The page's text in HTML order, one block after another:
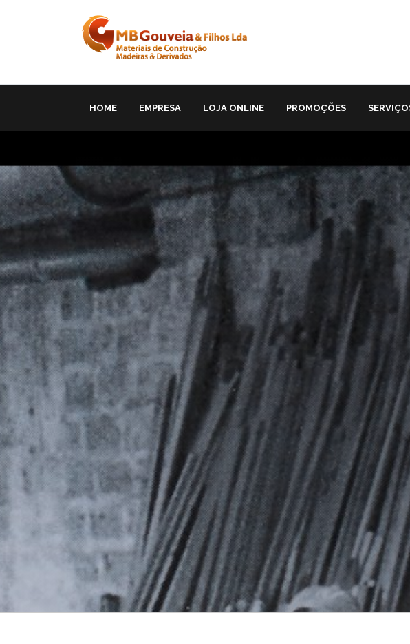
HOME EMPRESA LOJA ONLINE PROMOÇÕES